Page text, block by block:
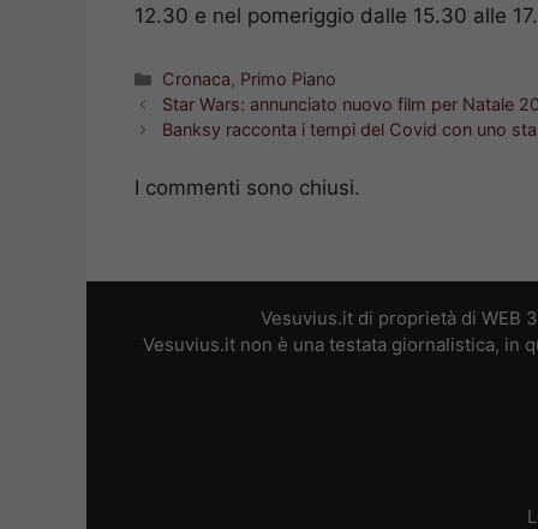
12.30 e nel pomeriggio dalle 15.30 alle
Categorie
Cronaca, Primo Piano
Star Wars: annunciato nuovo film per Natale
Banksy racconta i tempi del Covid con uno
I commenti sono chiusi.
Vesuvius.it di proprietà di WEB
Vesuvius.it non è una testata giornalistica, in